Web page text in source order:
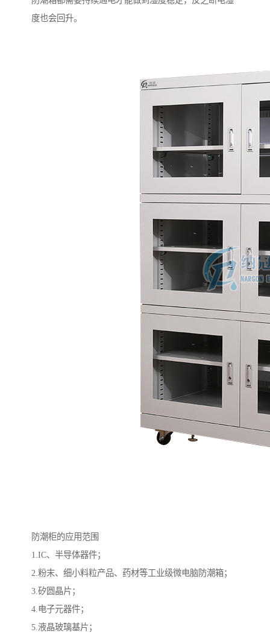
度也会回升。
防潮柜的应用范围
1.IC、半导体器件；
2.粉末、细小料粒产品、药材等工业级微电脑防潮箱；
3.矽圆晶片；
4.电子元器件；
5.液晶玻璃基片；